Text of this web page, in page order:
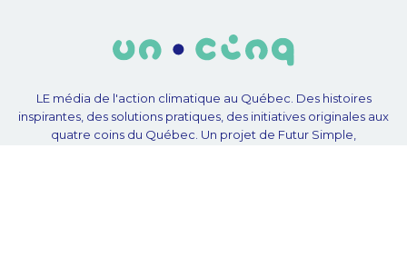
LE média de l'action climatique au Québec. Des histoires
inspirantes, des solutions pratiques, des initiatives originales aux
quatre coins du Québec. Un projet de Futur Simple,